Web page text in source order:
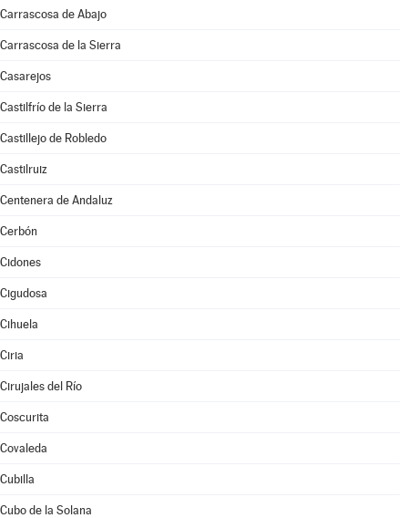
Carrascosa de Abajo
Carrascosa de la Sierra
Casarejos
Castilfrío de la Sierra
Castillejo de Robledo
Castilruiz
Centenera de Andaluz
Cerbón
Cidones
Cigudosa
Cihuela
Ciria
Cirujales del Río
Coscurita
Covaleda
Cubilla
Cubo de la Solana